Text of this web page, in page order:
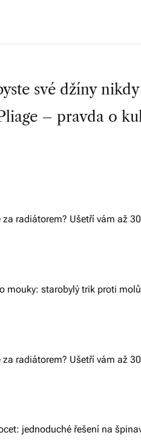
é
p
e
v
a
a.
své džíny
– pravda o
radiátorem? Ušetří vám až
mouky: starobylý trik proti
radiátorem? Ušetří vám až
jednoduché řešení na